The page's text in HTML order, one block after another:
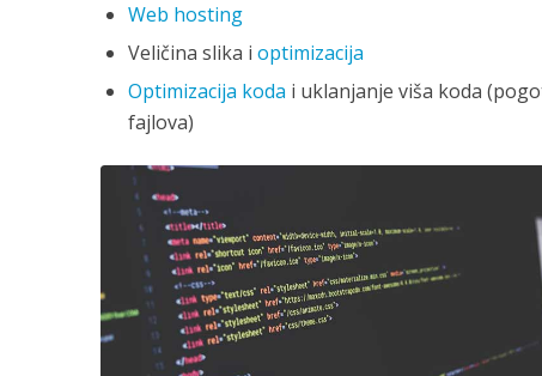
Web hosting
Veličina slika i optimizacija
Optimizacija koda i uklanjanje viša koda
fajlova)